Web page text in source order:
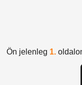
Ön jelenleg 1.